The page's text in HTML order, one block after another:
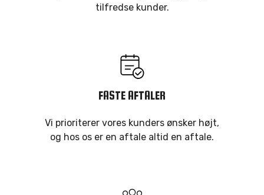
tilfredse kunder.
FASTE AFTALER
Vi prioriterer vores kunders ønsker højt,
og hos os er en aftale altid en aftale.